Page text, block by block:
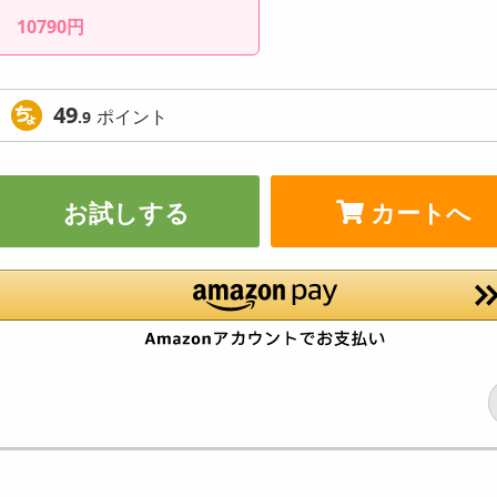
10790円
49.9 ポイント
お試しする カートへ